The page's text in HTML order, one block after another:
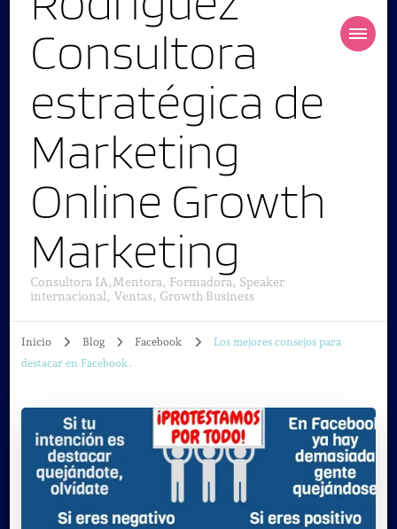
Consultora
estratégica de
Marketing
Online Growth
Marketing
Consultora IA,Mentora, Formadora, Speaker
internacional, Ventas, Growth Business
Inicio Blog Facebook
Los mejores consejos para
destacar en Facebook.